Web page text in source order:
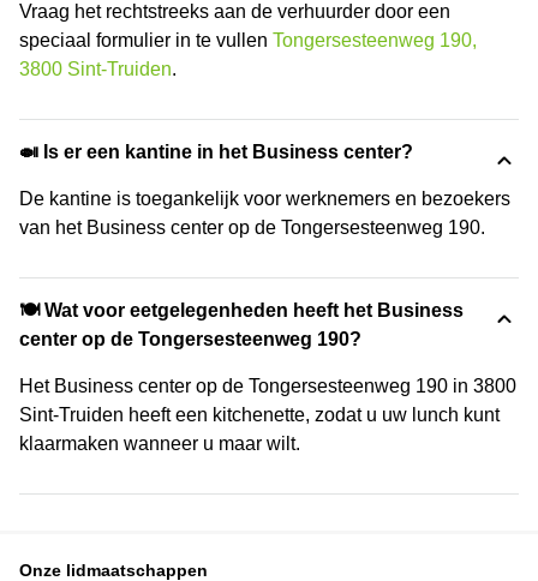
Vraag het rechtstreeks aan de verhuurder door een
speciaal formulier in te vullen Tongersesteenweg 190,
3800 Sint-Truiden.
🍛 Is er een kantine in het Business center?
De kantine is toegankelijk voor werknemers en bezoekers
van het Business center op de Tongersesteenweg 190.
🍽️ Wat voor eetgelegenheden heeft het Business
center op de Tongersesteenweg 190?
Het Business center op de Tongersesteenweg 190 in 3800
Sint-Truiden heeft een kitchenette, zodat u uw lunch kunt
klaarmaken wanneer u maar wilt.
Onze lidmaatschappen